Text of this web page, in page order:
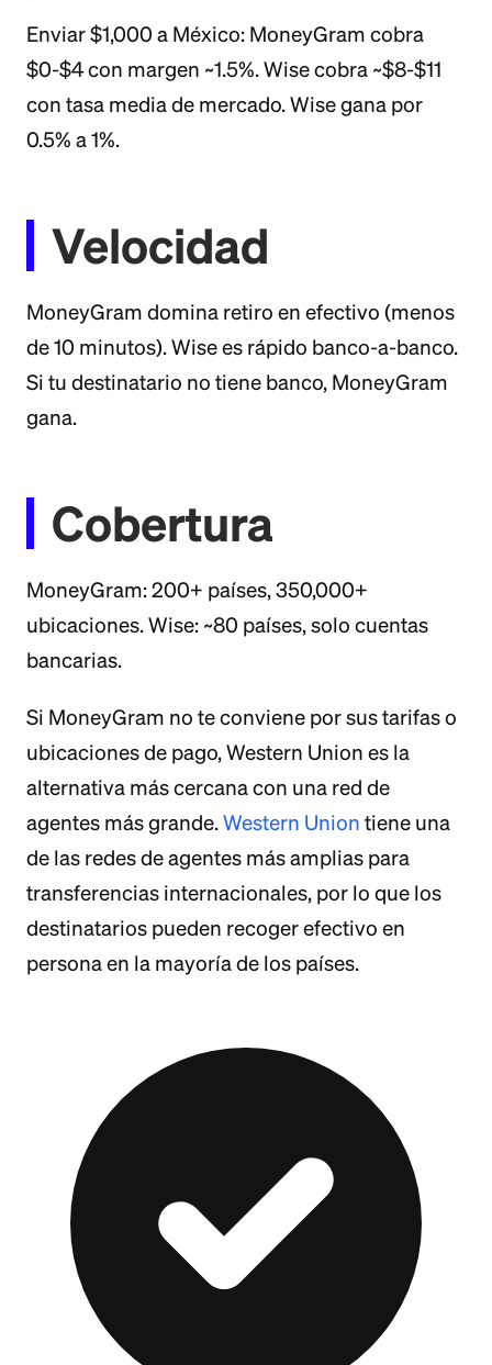
Enviar $1,000 a México: MoneyGram cobra
$0-$4 con margen ~1.5%. Wise cobra ~$8-$11
con tasa media de mercado. Wise gana por
0.5% a 1%.
Velocidad
MoneyGram domina retiro en efectivo (menos
de 10 minutos). Wise es rápido banco-a-banco.
Si tu destinatario no tiene banco, MoneyGram
gana.
Cobertura
MoneyGram: 200+ países, 350,000+
ubicaciones. Wise: ~80 países, solo cuentas
bancarias.
Si MoneyGram no te conviene por sus tarifas o
ubicaciones de pago, Western Union es la
alternativa más cercana con una red de
agentes más grande.Western Union tiene una
de las redes de agentes más amplias para
transferencias internacionales, por lo que los
destinatarios pueden recoger efectivo en
persona en la mayoría de los países.